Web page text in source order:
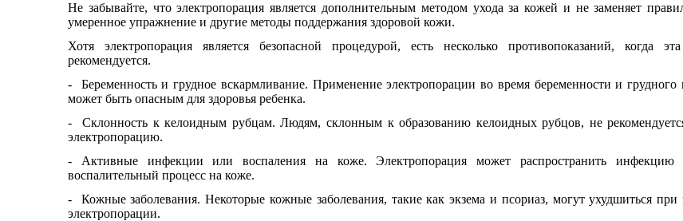
Не забывайте, что электропорация является дополнительным методом ухода за кожей и не заменяет
умеренное упражнение и другие методы поддержания здоровой кожи.
Хотя электропорация является безопасной процедурой, есть несколько противопоказаний, когда
рекомендуется.
- Беременность и грудное вскармливание. Применение электропорации во время беременности и грудного
может быть опасным для здоровья ребенка.
-Склонность к келоидным рубцам. Людям, склонным к образованию келоидных рубцов, не
электропорацию.
- Активные инфекции или воспаления на коже. Электропорация может распространить инфекцию
воспалительный процесс на коже.
- Кожные заболевания. Некоторые кожные заболевания, такие как экзема и псориаз, могут ухудшиться при
электропорации.